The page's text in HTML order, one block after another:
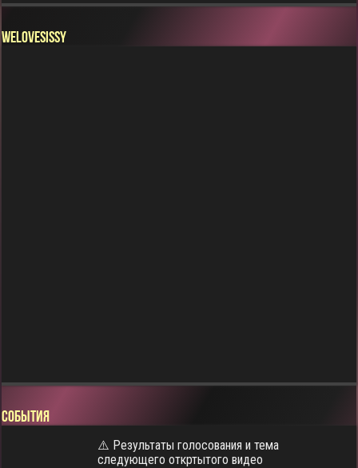
WELOVESISSY
СОБЫТИЯ
⚠️ Результаты голосования и тема
следующего откртытого видео